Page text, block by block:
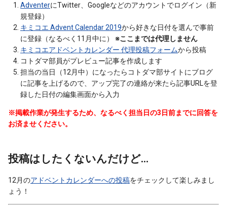
AdventerにTwitter、Googleなどのアカウントでログイン（新
規登録）
キミコエ Advent Calendar 2019から好きな日付を選んで事前
に登録（なるべく11月中に） ※ここまでは代理しません
キミコエアドベントカレンダー 代理投稿フォームから投稿
コトダマ部員がプレビュー記事を作成します
担当の当日（12月中）になったらコトダマ部サイトにブログ
に記事を上げるので、アップ完了の連絡が来たら記事URLを登
録した日付の編集画面から入力
※掲載作業が発生するため、なるべく担当日の3日前までに回答を
お済ませください。
投稿はしたくないんだけど…
12月のアドベントカレンダーへの投稿をチェックして楽しみまし
ょう！